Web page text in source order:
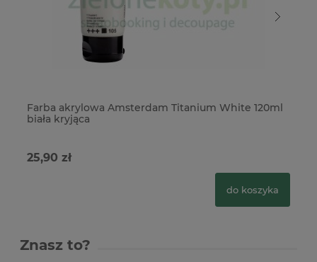
Farba akrylowa Amsterdam Titanium White 120ml
biała kryjąca
25,90 zł
do koszyka
Znasz to?